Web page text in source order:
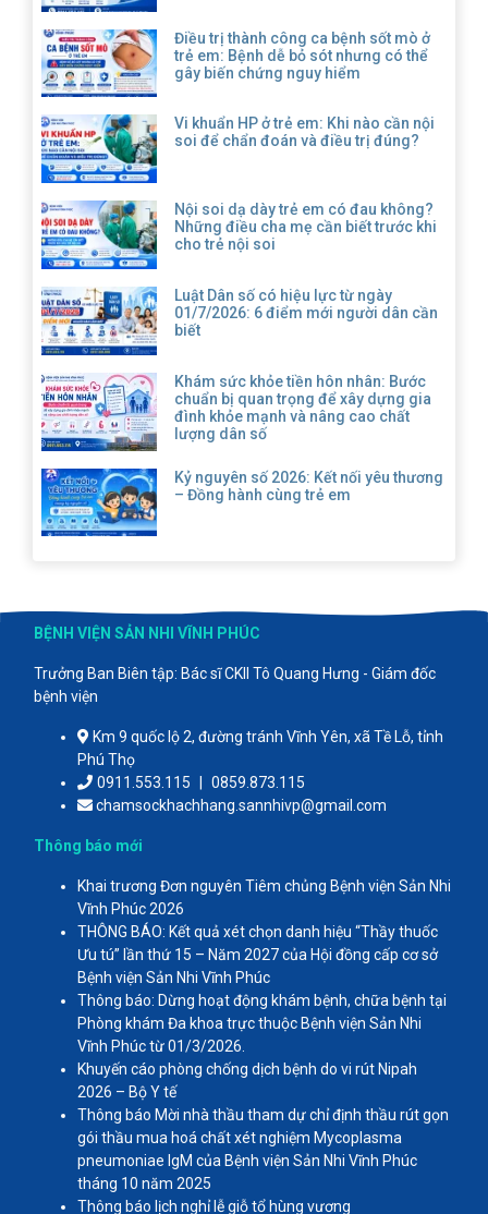
Điều trị thành công ca bệnh sốt mò ở
trẻ em: Bệnh dễ bỏ sót nhưng có thể
gây biến chứng nguy hiểm
Vi khuẩn HP ở trẻ em: Khi nào cần nội
soi để chẩn đoán và điều trị đúng?
Nội soi dạ dày trẻ em có đau không?
Những điều cha mẹ cần biết trước khi
cho trẻ nội soi
Luật Dân số có hiệu lực từ ngày
01/7/2026: 6 điểm mới người dân cần
biết
Khám sức khỏe tiền hôn nhân: Bước
chuẩn bị quan trọng để xây dựng gia
đình khỏe mạnh và nâng cao chất
lượng dân số
Kỷ nguyên số 2026: Kết nối yêu thương
– Đồng hành cùng trẻ em
BỆNH VIỆN SẢN NHI VĨNH PHÚC
Trưởng Ban Biên tập: Bác sĩ CKII Tô Quang Hưng - Giám đốc
bệnh viện
Km 9 quốc lộ 2, đường tránh Vĩnh Yên, xã Tề Lỗ, tỉnh
Phú Thọ
0911.553.115
0859.873.115
chamsockhachhang.sannhivp@gmail.com
Thông báo mới
Khai trương Đơn nguyên Tiêm chủng Bệnh viện Sản Nhi
Vĩnh Phúc 2026
THÔNG BÁO: Kết quả xét chọn danh hiệu “Thầy thuốc
Ưu tú” lần thứ 15 – Năm 2027 của Hội đồng cấp cơ sở
Bệnh viện Sản Nhi Vĩnh Phúc
Thông báo: Dừng hoạt động khám bệnh, chữa bệnh tại
Phòng khám Đa khoa trực thuộc Bệnh viện Sản Nhi
Vĩnh Phúc từ 01/3/2026.
Khuyến cáo phòng chống dịch bệnh do vi rút Nipah
2026 – Bộ Y tế
Thông báo Mời nhà thầu tham dự chỉ định thầu rút gọn
gói thầu mua hoá chất xét nghiệm Mycoplasma
pneumoniae IgM của Bệnh viện Sản Nhi Vĩnh Phúc
tháng 10 năm 2025
Thông báo lịch nghỉ lễ giỗ tổ hùng vương